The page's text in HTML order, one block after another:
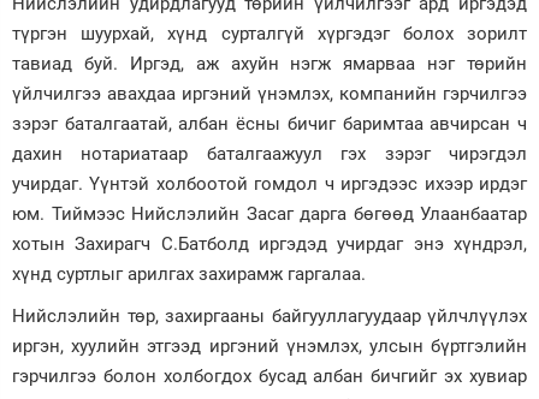
түргэн шуурхай, хүнд сурталгүй хүргэдэг болох зорилт
тавиад буй. Иргэд, аж ахуйн нэгж ямарваа нэг төрийн
үйлчилгээ авахдаа иргэний үнэмлэх, компанийн гэрчилгээ
зэрэг баталгаатай, албан ёсны бичиг баримтаа авчирсан ч
дахин нотариатаар баталгаажуул гэх зэрэг чирэгдэл
учирдаг. Үүнтэй холбоотой гомдол ч иргэдээс ихээр ирдэг
юм. Тиймээс Нийслэлийн Засаг дарга бөгөөд Улаанбаатар
хотын Захирагч С.Батболд иргэдэд учирдаг энэ хүндрэл,
хүнд суртлыг арилгах захирамж гаргалаа.
Нийслэлийн төр, захиргааны байгууллагуудаар үйлчлүүлэх
иргэн, хуулийн этгээд иргэний үнэмлэх, улсын бүртгэлийн
гэрчилгээ болон холбогдох бусад албан бичгийг эх хувиар